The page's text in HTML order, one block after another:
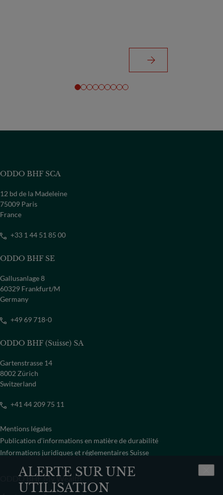
ALERTE SUR UNE
UTILISATION
ODDO BHF SCA
12 bd de la Madeleine
75009 Paris
France
+33 1 44 51 85 00
ODDO BHF SE
Gallusanlage 8
60329 Frankfurt/M
Germany
+49 69 718-0
ODDO BHF (Suisse) SA
Gartenstrasse 14
8002 Zürich
Switzerland
+41 44 209 75 11
Mentions légales
Publication d‘informations en matière de durabilité
Informations juridiques et réglementaires Suisse
ODDO BHF My Wealth